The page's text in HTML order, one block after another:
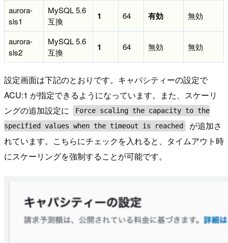
aurora-
sls1
MySQL 5.6
互換
1 64 有効 無効
aurora-
sls2
MySQL 5.6
互換
1 64 無効 無効
設定画面は下記のとおりです。キャパシティーの設定で
ACU:1 が指定できるようになっています。また、スケーリ
ングの追加設定に
Force scaling the capacity to the
specified values when the timeout is reached
が追加さ
れています。こちらにチェックを入れると、タイムアウト時
にスケーリングを強制することが可能です。